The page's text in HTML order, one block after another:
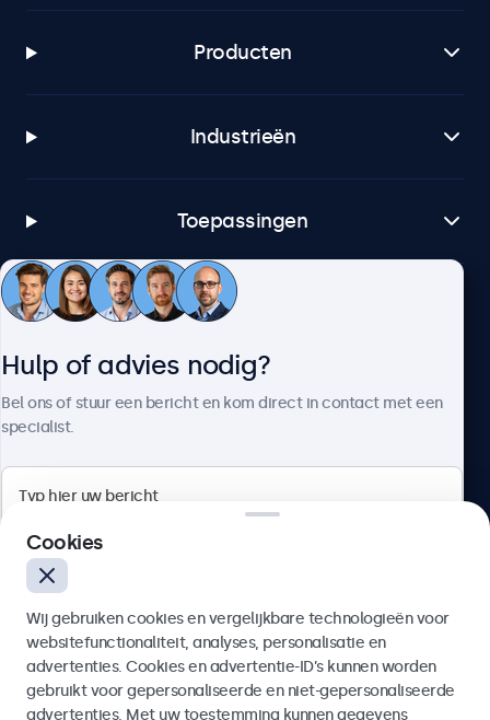
Producten
Industrieën
Toepassingen
Klantenservice
4.8/5 door 5000+ bedrijven
Nederlands
Hulp of advies nodig?
Bel ons of stuur een bericht en kom direct in contact met een
specialist.
Verzenden
Cookies
Wij gebruiken cookies en vergelijkbare technologieën voor
websitefunctionaliteit, analyses, personalisatie en
advertenties. Cookies en advertentie-ID’s kunnen worden
gebruikt voor gepersonaliseerde en niet-gepersonaliseerde
advertenties. Met uw toestemming kunnen gegevens